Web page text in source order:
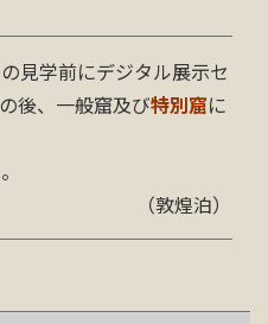
見学前にデジタル展示セ
後、一般窟及び特別窟に
（敦煌泊）